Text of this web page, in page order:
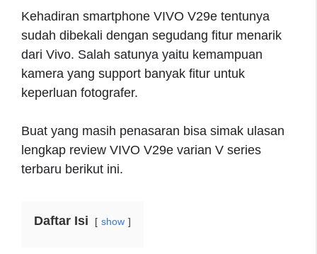
Kehadiran smartphone VIVO V29e tentunya
sudah dibekali dengan segudang fitur menarik
dari Vivo. Salah satunya yaitu kemampuan
kamera yang support banyak fitur untuk
keperluan fotografer.
Buat yang masih penasaran bisa simak ulasan
lengkap review VIVO V29e varian V series
terbaru berikut ini.
Daftar Isi show